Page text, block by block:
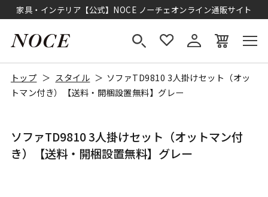
家具・インテリア【公式】NOCE ノーチェオンライン通販サイト
トップ スタイル
ソファTD9810 3人掛けセット（オッ
トマン付き）【送料・開梱設置無料】グレー
ソファTD9810 3人掛けセット（オットマン付
き）【送料・開梱設置無料】グレー